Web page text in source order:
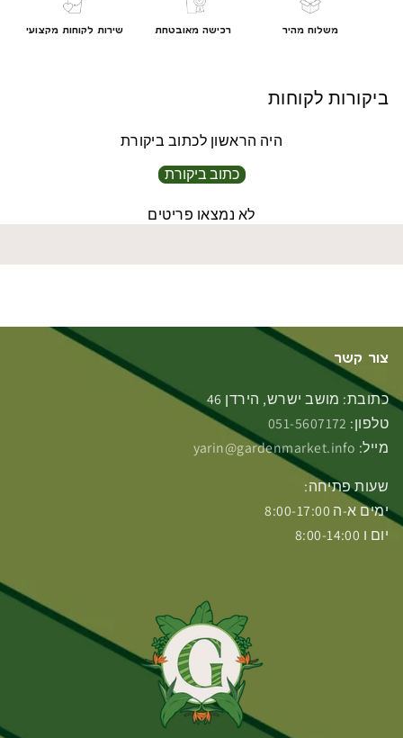
משלוח מהיר רכישה מאובטחת שירות לקוחות מקצועי
ביקורות לקוחות
היה הראשון לכתוב ביקורת
כתוב ביקורת
לא נמצאו פריטים
צור קשר
כתובת: מושב ישרש, הירדן 46
טלפון: 051-5607172
מייל: yarin@gardenmarket.info
שעות פתיחה:
ימים א-ה 8:00-17:00
יום ו 8:00-14:00